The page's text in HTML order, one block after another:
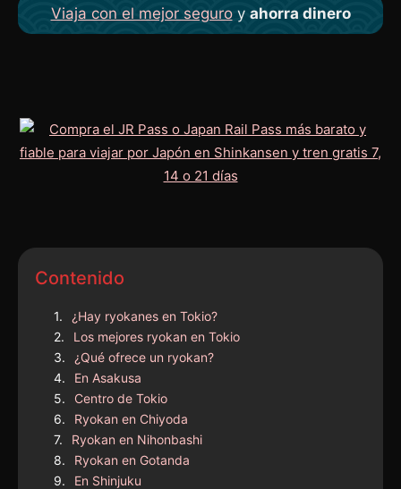
Viaja con el mejor seguroy ahorra dinero
Contenido
¿Hay ryokanes en Tokio?
Los mejores ryokan en Tokio
¿Qué ofrece un ryokan?
En Asakusa
Centro de Tokio
Ryokan en Chiyoda
Ryokan en Nihonbashi
Ryokan en Gotanda
En Shinjuku